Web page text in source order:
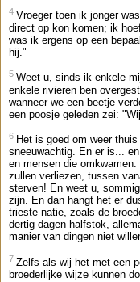
4 Vroeger toen ik jonger
direct op kon komen; ik
was ik ergens op een
hij."
5 Weet u, sinds ik enkele
enkele rivieren ben
wanneer we een beetje
een poosje geleden zei:
6 Het is goed om weer
sneeuwachtig. En er is...
en mensen die
zullen verliezen, tussen
sterven! En weet u,
zijn. En dan hangt het er
trieste natie, zoals de
dertig dagen halfstok,
manier van dingen niet
7 Zelfs als wij het met een
broederlijke wijze kunnen